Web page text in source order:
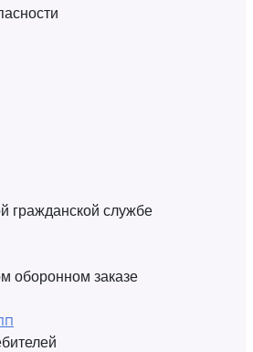
гражданской службе
оборонном заказе